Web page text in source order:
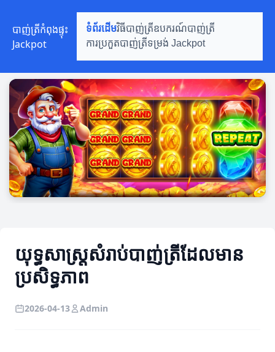
បាញ់ត្រីកំពុងផ្ទុះ
Jackpot
ទំព័រដើមវិធីបាញ់ត្រីឧបករណ៍បាញ់ត្រី
ការប្រកួតបាញ់ត្រីទម្រង់ Jackpot
យុទ្ធសាស្ត្រសំរាប់បាញ់ត្រីដែលមាន
ប្រសិទ្ធភាព
2026-04-13 Admin